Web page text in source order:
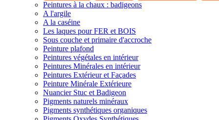
Peintures à la chaux : badigeons
A l'argile
A la caséine
Les laques pour FER et BOIS
Sous couche et primaire d'accroche
Peinture plafond
Peintures végétales en intérieur
Peintures Minérales en intérieur
Peintures Extérieur et Façades
Peinture Minérale Extérieure
Nuancier Stuc et Badigeon
Pigments naturels minéraux
Pigments synthétiques organiques